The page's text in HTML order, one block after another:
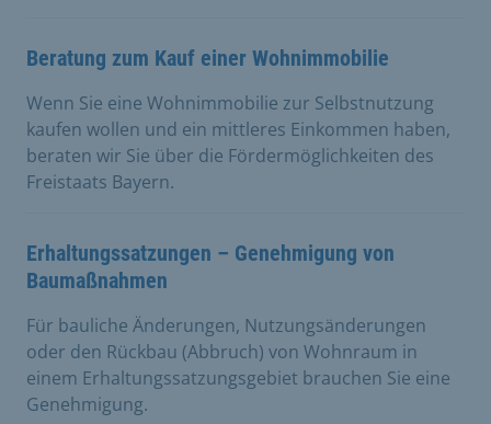
Beratung zum Kauf einer Wohnimmobilie
Wenn Sie eine Wohnimmobilie zur Selbstnutzung
kaufen wollen und ein mittleres Einkommen haben,
beraten wir Sie über die Fördermöglichkeiten des
Freistaats Bayern.
Erhaltungssatzungen – Genehmigung von
Baumaßnahmen
Für bauliche Änderungen, Nutzungsänderungen
oder den Rückbau (Abbruch) von Wohnraum in
einem Erhaltungssatzungsgebiet brauchen Sie eine
Genehmigung.